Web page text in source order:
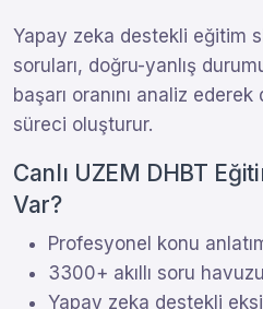
Yapay zeka destekli eğitim
soruları, doğru-yanlış
başarı oranını analiz
süreci oluşturur.
Canlı UZEM DHBT
Var?
Profesyonel konu
3300+ akıllı soru havuzu
Yapay zeka destekli